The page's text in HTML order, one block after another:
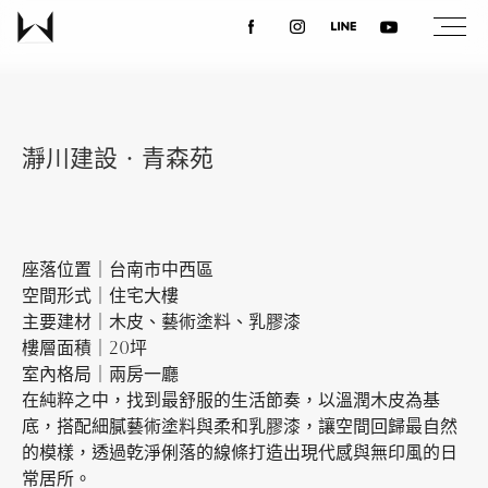
課程講座
優惠活動
瀞川建設‧青森苑
座落位置｜台南市中西區
空間形式｜住宅大樓
主要建材｜木皮、藝術塗料、乳膠漆
樓層面積｜20坪
室內格局｜兩房一廳
在純粹之中，找到最舒服的生活節奏，以溫潤木皮為基
底，搭配細膩藝術塗料與柔和乳膠漆，讓空間回歸最自然
的模樣，透過乾淨俐落的線條打造出現代感與無印風的日
常居所。